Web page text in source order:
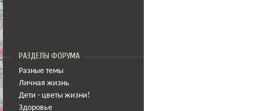
РАЗДЕЛЫ ФОРУМА
Разные темы
Личная жизнь
Дети - цветы жизни!
Здоровье